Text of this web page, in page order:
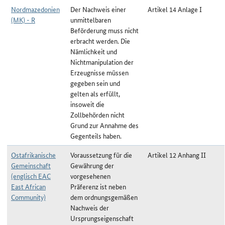
Nordmazedonien
(MK) - R
Der Nachweis einer
unmittelbaren
Beförderung muss nicht
erbracht werden. Die
Nämlichkeit und
Nichtmanipulation der
Erzeugnisse müssen
gegeben sein und
gelten als erfüllt,
insoweit die
Zollbehörden nicht
Grund zur Annahme des
Gegenteils haben.
Artikel 14 Anlage I
Ostafrikanische
Gemeinschaft
(englisch EAC
East African
Community)
Voraussetzung für die
Gewährung der
vorgesehenen
Präferenz ist neben
dem ordnungsgemäßen
Nachweis der
Ursprungseigenschaft
Artikel 12 Anhang II